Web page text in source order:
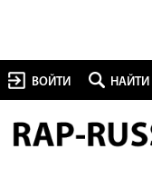
ВОЙТИ НАЙТИ